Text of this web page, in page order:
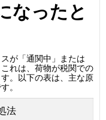
なったと
が「通関中」または
れは、荷物が税関での
。以下の表は、主な原
。
法